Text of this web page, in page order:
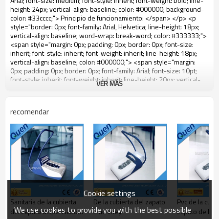
VER MÁS
recomendar
Sanitaria de la cubierta
del zapato dispensador
De la cubierta del zapato
machiney
Pvc de la
zapato de la
Cookie settings
We use cookies to provide you with the best possible